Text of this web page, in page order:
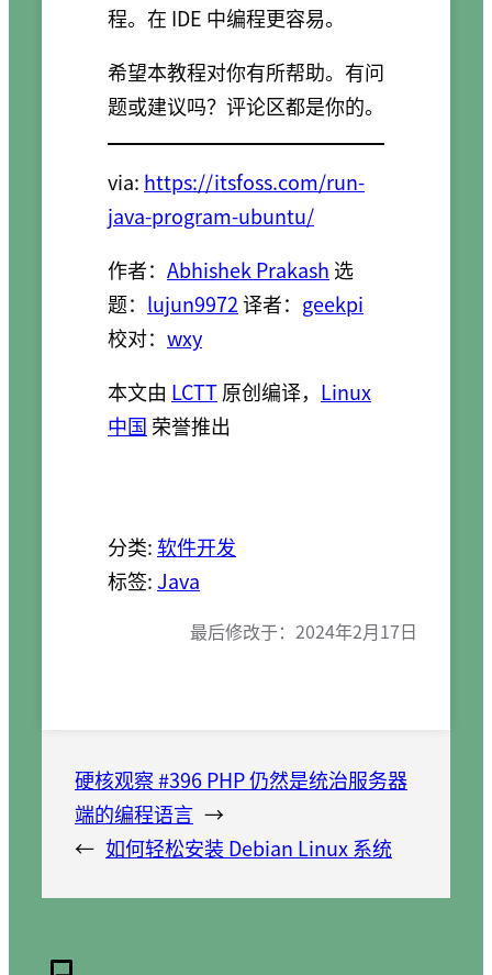
程。在 IDE 中编程更容易。
希望本教程对你有所帮助。有问
题或建议吗？评论区都是你的。
via: https://itsfoss.com/run-
java-program-ubuntu/
作者： Abhishek Prakash 选
题： lujun9972译者： geekpi
校对： wxy
本文由 LCTT原创编译， Linux
中国荣誉推出
分类:软件开发
标签: Java
最后修改于： 2024年2月17日
硬核观察 #396 PHP 仍然是统治服务器
端的编程语言 →
← 如何轻松安装 Debian Linux 系统